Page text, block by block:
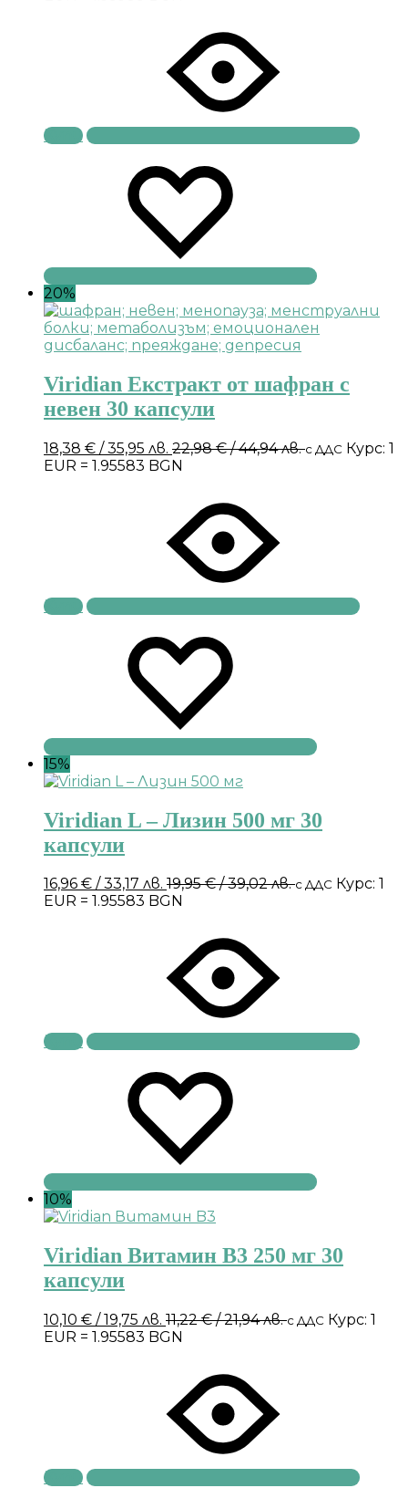
Купи
20%
Viridian Екстракт от шафран с
невен 30 капсули
18,38 € / 35,95 лв. 22,98€/ 44,94 лв.с ДДС Курс: 1
EUR = 1.95583 BGN
Купи
15%
Viridian L – Лизин 500 мг 30
капсули
16,96 € / 33,17 лв. 19,95€/ 39,02 лв.с ДДС Курс: 1
EUR = 1.95583 BGN
Купи
10%
Viridian Витамин B3 250 мг 30
капсули
10,10 € / 19,75 лв. 11,22€/ 21,94 лв.с ДДС Курс: 1
EUR = 1.95583 BGN
Купи